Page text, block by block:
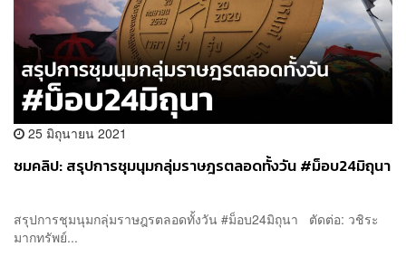
25 มิถุนายน 2021
ชมคลิป: สรุปการชุมนุมกลุ่มราษฎรตลอดทั้งวัน #ม็อบ24มิถุนา
สรุปการชุมนุมกลุ่มราษฎรตลอดทั้งวัน #ม็อบ24มิถุนา ตัดต่อ: วชิระ
มากทรัพย์...